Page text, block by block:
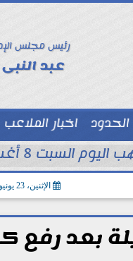
رئيس مجلس
عبد
اخبار الملاعب
توك شو
8 أغسطس 2026 فى محلات الصاغة
الإثنين، 23 يونيو 2025
بعد رفع